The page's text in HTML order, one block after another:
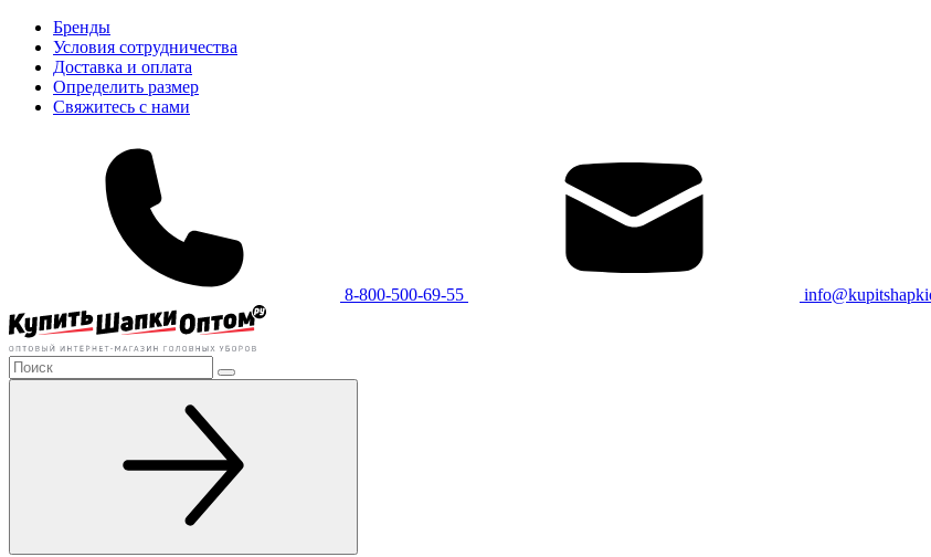
Бренды
Условия сотрудничества
Доставка и оплата
Определить размер
Свяжитесь с нами
8-800-500-69-55